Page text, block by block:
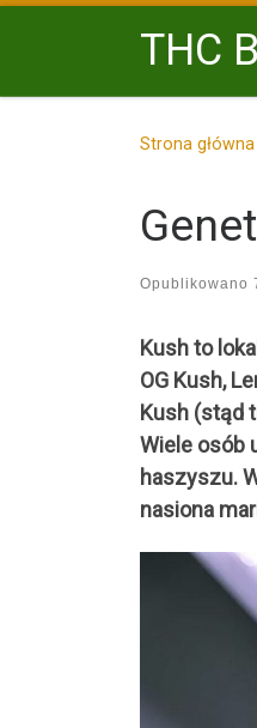
Przejdź do treściTHC
Strona główna
Opublikowano
Kush to
OG Kush,
Kush (stąd
Wiele osób
haszyszu.
nasiona